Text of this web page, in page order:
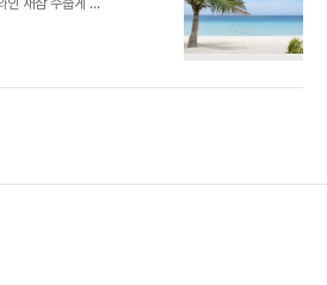
인 새삼 수줍게 물
거야 사파이어
지하철은 종착역